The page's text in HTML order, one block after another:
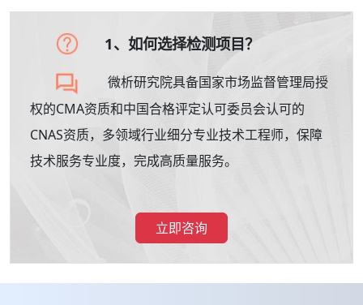
1、如何选择检测项目？
微析研究院具备国家市场监督管理局授
权的CMA资质和中国合格评定认可委员会认可的
CNAS资质，多领域行业细分专业技术工程师，保障
技术服务专业度，完成高质量服务。
立即咨询